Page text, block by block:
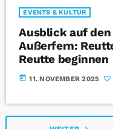
EVENTS & KULTUR
Ausblick auf
Außerfern:
Reutte beginnen
today 11. NOVEMBER 2025